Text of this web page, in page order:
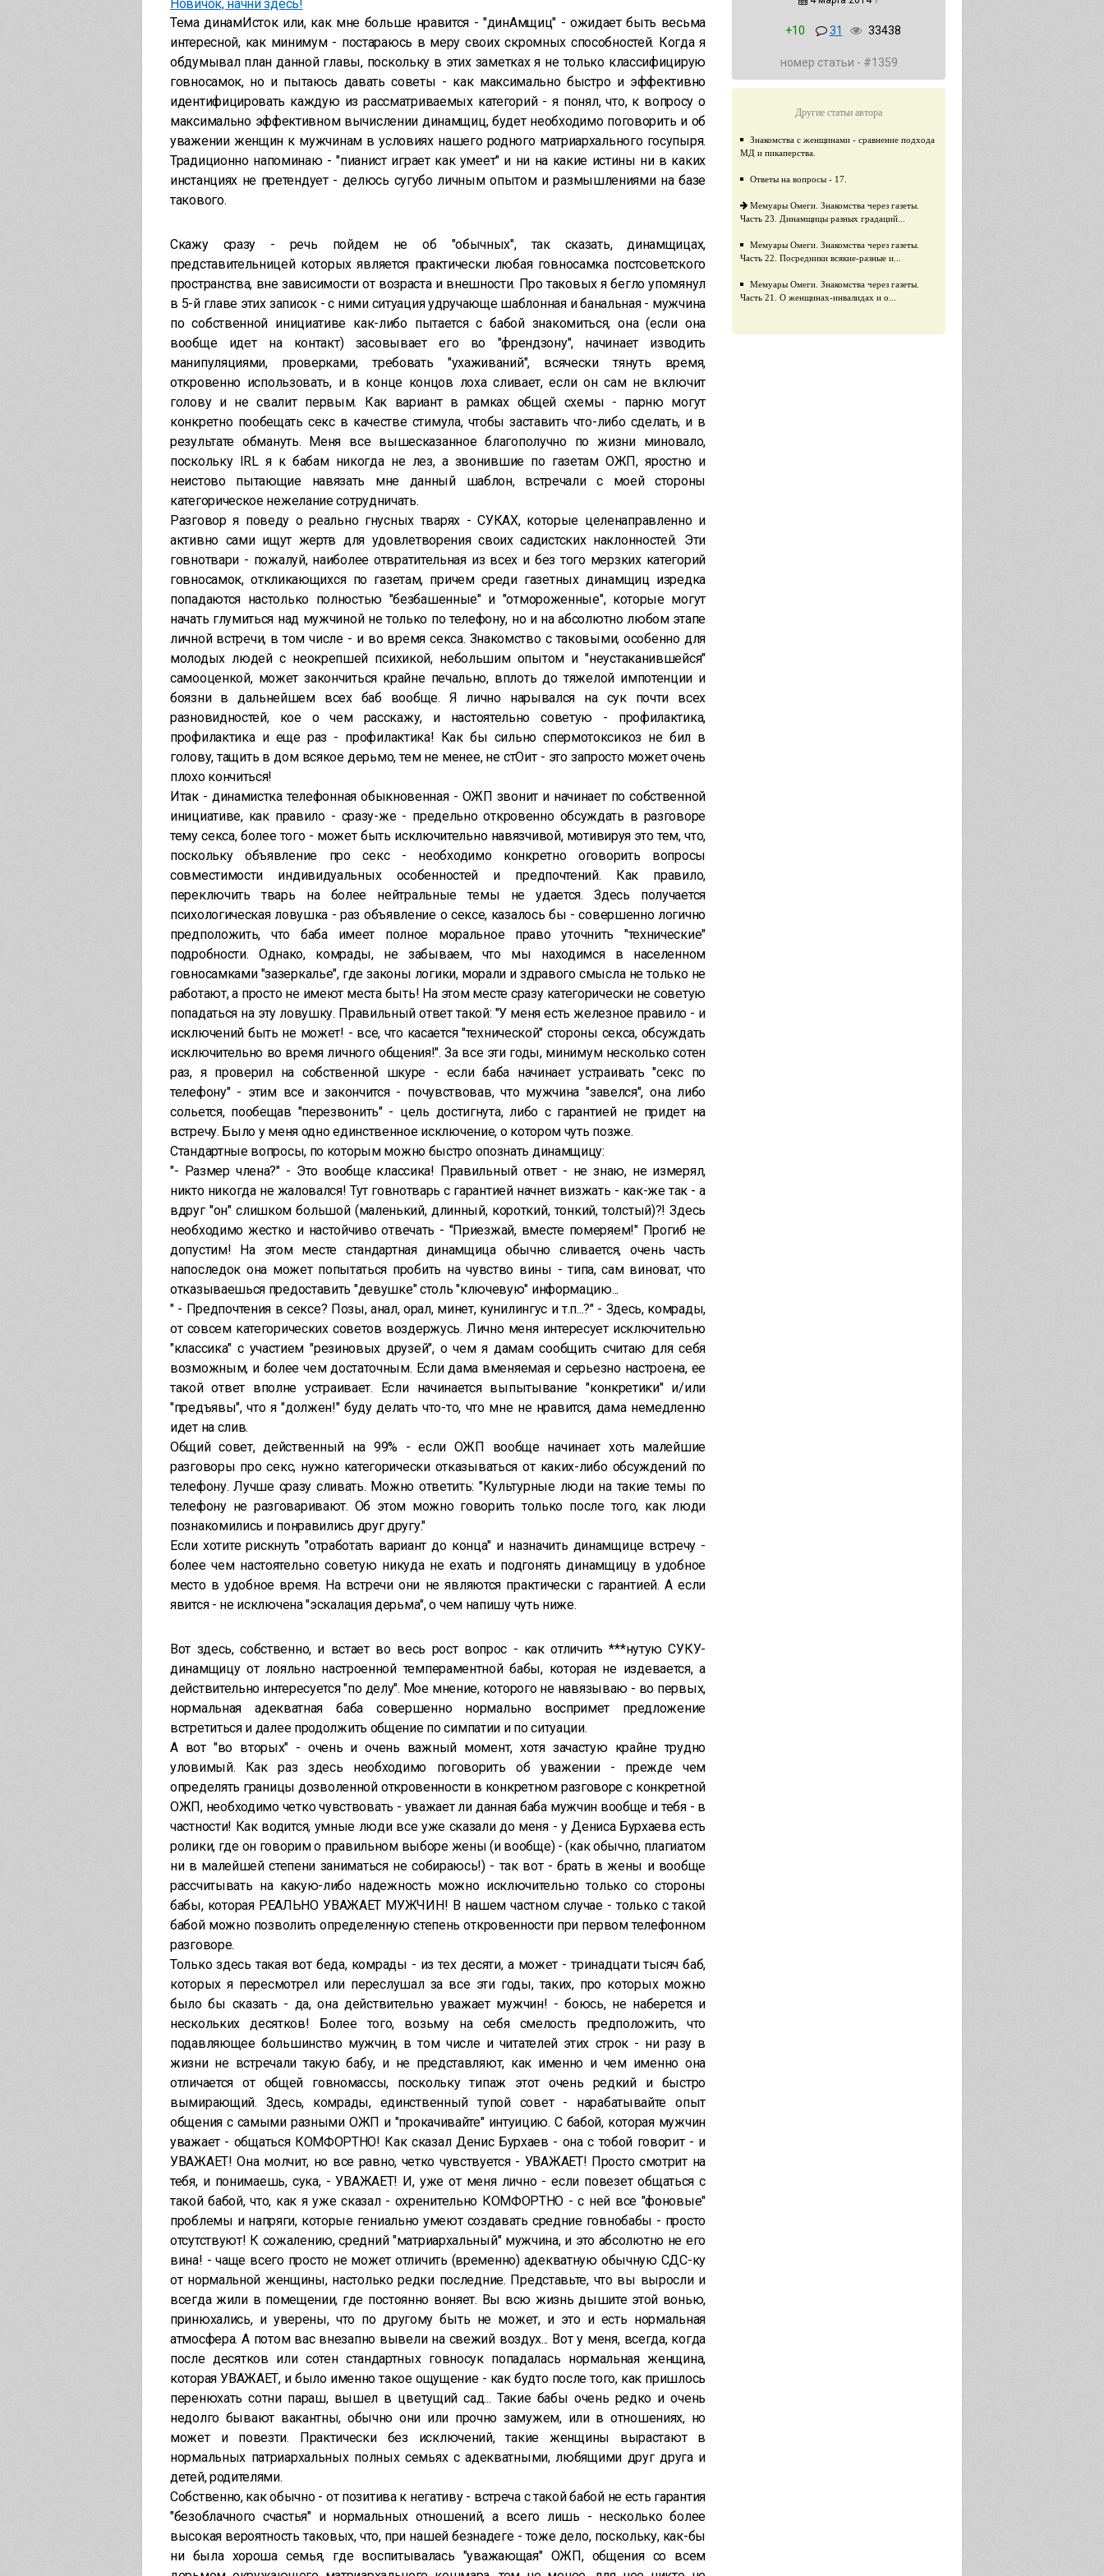
Новичок, начни здесь!
Тема динамИсток или, как мне больше нравится - "динАмщиц" - ожидает быть весьма
интересной, как минимум - постараюсь в меру своих скромных способностей. Когда я
обдумывал план данной главы, поскольку в этих заметках я не только классифицирую
говносамок, но и пытаюсь давать советы - как максимально быстро и эффективно
идентифицировать каждую из рассматриваемых категорий - я понял, что, к вопросу о
максимально эффективном вычислении динамщиц, будет необходимо поговорить и об
уважении женщин к мужчинам в условиях нашего родного матриархального госупыря.
Традиционно напоминаю - "пианист играет как умеет" и ни на какие истины ни в каких
инстанциях не претендует - делюсь сугубо личным опытом и размышлениями на базе
такового.
Скажу сразу - речь пойдем не об "обычных", так сказать, динамщицах,
представительницей которых является практически любая говносамка постсоветского
пространства, вне зависимости от возраста и внешности. Про таковых я бегло упомянул
в 5-й главе этих записок - с ними ситуация удручающе шаблонная и банальная - мужчина
по собственной инициативе как-либо пытается с бабой знакомиться, она (если она
вообще идет на контакт) засовывает его во "френдзону", начинает изводить
манипуляциями, проверками, требовать "ухаживаний", всячески тянуть время,
откровенно использовать, и в конце концов лоха сливает, если он сам не включит
голову и не свалит первым. Как вариант в рамках общей схемы - парню могут
конкретно пообещать секс в качестве стимула, чтобы заставить что-либо сделать, и в
результате обмануть. Меня все вышесказанное благополучно по жизни миновало,
поскольку IRL я к бабам никогда не лез, а звонившие по газетам ОЖП, яростно и
неистово пытающие навязать мне данный шаблон, встречали с моей стороны
категорическое нежелание сотрудничать.
Разговор я поведу о реально гнусных тварях - СУКАХ, которые целенаправленно и
активно сами ищут жертв для удовлетворения своих садистских наклонностей. Эти
говнотвари - пожалуй, наиболее отвратительная из всех и без того мерзких категорий
говносамок, откликающихся по газетам, причем среди газетных динамщиц изредка
попадаются настолько полностью "безбашенные" и "отмороженные", которые могут
начать глумиться над мужчиной не только по телефону, но и на абсолютно любом этапе
личной встречи, в том числе - и во время секса. Знакомство с таковыми, особенно для
молодых людей с неокрепшей психикой, небольшим опытом и "неустаканившейся"
самооценкой, может закончиться крайне печально, вплоть до тяжелой импотенции и
боязни в дальнейшем всех баб вообще. Я лично нарывался на сук почти всех
разновидностей, кое о чем расскажу, и настоятельно советую - профилактика,
профилактика и еще раз - профилактика! Как бы сильно спермотоксикоз не бил в
голову, тащить в дом всякое дерьмо, тем не менее, не стОит - это запросто может очень
плохо кончиться!
Итак - динамистка телефонная обыкновенная - ОЖП звонит и начинает по собственной
инициативе, как правило - сразу-же - предельно откровенно обсуждать в разговоре
тему секса, более того - может быть исключительно навязчивой, мотивируя это тем, что,
поскольку объявление про секс - необходимо конкретно оговорить вопросы
совместимости индивидуальных особенностей и предпочтений. Как правило,
переключить тварь на более нейтральные темы не удается. Здесь получается
психологическая ловушка - раз объявление о сексе, казалось бы - совершенно логично
предположить, что баба имеет полное моральное право уточнить "технические"
подробности. Однако, комрады, не забываем, что мы находимся в населенном
говносамками "зазеркалье", где законы логики, морали и здравого смысла не только не
работают, а просто не имеют места быть! На этом месте сразу категорически не советую
попадаться на эту ловушку. Правильный ответ такой: "У меня есть железное правило - и
исключений быть не может! - все, что касается "технической" стороны секса, обсуждать
исключительно во время личного общения!". За все эти годы, минимум несколько сотен
раз, я проверил на собственной шкуре - если баба начинает устраивать "секс по
телефону" - этим все и закончится - почувствовав, что мужчина "завелся", она либо
сольется, пообещав "перезвонить" - цель достигнута, либо с гарантией не придет на
встречу. Было у меня одно единственное исключение, о котором чуть позже.
Стандартные вопросы, по которым можно быстро опознать динамщицу:
"- Размер члена?" - Это вообще классика! Правильный ответ - не знаю, не измерял,
никто никогда не жаловался! Тут говнотварь с гарантией начнет визжать - как-же так - а
вдруг "он" слишком большой (маленький, длинный, короткий, тонкий, толстый)?! Здесь
необходимо жестко и настойчиво отвечать - "Приезжай, вместе померяем!" Прогиб не
допустим! На этом месте стандартная динамщица обычно сливается, очень часть
напоследок она может попытаться пробить на чувство вины - типа, сам виноват, что
отказываешься предоставить "девушке" столь "ключевую" информацию...
" - Предпочтения в сексе? Позы, анал, орал, минет, кунилингус и т.п...?" - Здесь, комрады,
от совсем категорических советов воздержусь. Лично меня интересует исключительно
"классика" с участием "резиновых друзей", о чем я дамам сообщить считаю для себя
возможным, и более чем достаточным. Если дама вменяемая и серьезно настроена, ее
такой ответ вполне устраивает. Если начинается выпытывание "конкретики" и/или
"предъявы", что я "должен!" буду делать что-то, что мне не нравится, дама немедленно
идет на слив.
Общий совет, действенный на 99% - если ОЖП вообще начинает хоть малейшие
разговоры про секс, нужно категорически отказываться от каких-либо обсуждений по
телефону. Лучше сразу сливать. Можно ответить: "Культурные люди на такие темы по
телефону не разговаривают. Об этом можно говорить только после того, как люди
познакомились и понравились друг другу."
Если хотите рискнуть "отработать вариант до конца" и назначить динамщице встречу -
более чем настоятельно советую никуда не ехать и подгонять динамщицу в удобное
место в удобное время. На встречи они не являются практически с гарантией. А если
явится - не исключена "эскалация дерьма", о чем напишу чуть ниже.
Вот здесь, собственно, и встает во весь рост вопрос - как отличить ***нутую СУКУ-
динамщицу от лояльно настроенной темпераментной бабы, которая не издевается, а
действительно интересуется "по делу". Мое мнение, которого не навязываю - во первых,
нормальная адекватная баба совершенно нормально воспримет предложение
встретиться и далее продолжить общение по симпатии и по ситуации.
А вот "во вторых" - очень и очень важный момент, хотя зачастую крайне трудно
уловимый. Как раз здесь необходимо поговорить об уважении - прежде чем
определять границы дозволенной откровенности в конкретном разговоре с конкретной
ОЖП, необходимо четко чувствовать - уважает ли данная баба мужчин вообще и тебя - в
частности! Как водится, умные люди все уже сказали до меня - у Дениса Бурхаева есть
ролики, где он говорим о правильном выборе жены (и вообще) - (как обычно, плагиатом
ни в малейшей степени заниматься не собираюсь!) - так вот - брать в жены и вообще
рассчитывать на какую-либо надежность можно исключительно только со стороны
бабы, которая РЕАЛЬНО УВАЖАЕТ МУЖЧИН! В нашем частном случае - только с такой
бабой можно позволить определенную степень откровенности при первом телефонном
разговоре.
Только здесь такая вот беда, комрады - из тех десяти, а может - тринадцати тысяч баб,
которых я пересмотрел или переслушал за все эти годы, таких, про которых можно
было бы сказать - да, она действительно уважает мужчин! - боюсь, не наберется и
нескольких десятков! Более того, возьму на себя смелость предположить, что
подавляющее большинство мужчин, в том числе и читателей этих строк - ни разу в
жизни не встречали такую бабу, и не представляют, как именно и чем именно она
отличается от общей говномассы, поскольку типаж этот очень редкий и быстро
вымирающий. Здесь, комрады, единственный тупой совет - нарабатывайте опыт
общения с самыми разными ОЖП и "прокачивайте" интуицию. С бабой, которая мужчин
уважает - общаться КОМФОРТНО! Как сказал Денис Бурхаев - она с тобой говорит - и
УВАЖАЕТ! Она молчит, но все равно, четко чувствуется - УВАЖАЕТ! Просто смотрит на
тебя, и понимаешь, сука, - УВАЖАЕТ! И, уже от меня лично - если повезет общаться с
такой бабой, что, как я уже сказал - охренительно КОМФОРТНО - с ней все "фоновые"
проблемы и напряги, которые гениально умеют создавать средние говнобабы - просто
отсутствуют! К сожалению, средний "матриархальный" мужчина, и это абсолютно не его
вина! - чаще всего просто не может отличить (временно) адекватную обычную СДС-ку
от нормальной женщины, настолько редки последние. Представьте, что вы выросли и
всегда жили в помещении, где постоянно воняет. Вы всю жизнь дышите этой вонью,
принюхались, и уверены, что по другому быть не может, и это и есть нормальная
атмосфера. А потом вас внезапно вывели на свежий воздух... Вот у меня, всегда, когда
после десятков или сотен стандартных говносук попадалась нормальная женщина,
которая УВАЖАЕТ, и было именно такое ощущение - как будто после того, как пришлось
перенюхать сотни параш, вышел в цветущий сад... Такие бабы очень редко и очень
недолго бывают вакантны, обычно они или прочно замужем, или в отношениях, но
может и повезти. Практически без исключений, такие женщины вырастают в
нормальных патриархальных полных семьях с адекватными, любящими друг друга и
детей, родителями.
Собственно, как обычно - от позитива к негативу - встреча с такой бабой не есть гарантия
"безоблачного счастья" и нормальных отношений, а всего лишь - несколько более
высокая вероятность таковых, что, при нашей безнадеге - тоже дело, поскольку, как-бы
ни была хороша семья, где воспитывалась "уважающая" ОЖП, общения со всем
+10 31 33438
номер статьи - #1359
Другие статьи автора
Знакомства с женщинами - сравнение подхода
МД и пикаперства.
Ответы на вопросы - 17.
Мемуары Омеги. Знакомства через газеты.
Часть 23. Динамщицы разных градаций...
Мемуары Омеги. Знакомства через газеты.
Часть 22. Посредники всякие-разные и...
​Мемуары Омеги. Знакомства через газеты.
Часть 21. О женщинах-инвалидах и о...